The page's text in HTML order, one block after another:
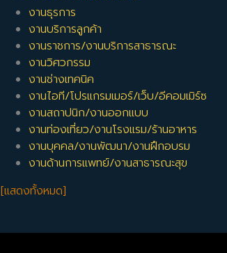
งานธุรการ
งานบริการลูกค้า
งานราชการ/งานบริการสาธารณะ
งานวิศวกรรม
งานช่างเทคนิค
งานไอที/โปรแกรมเมอร์/เว็บ/อีคอมเมิร์ซ
งานสถาปนิก/งานออกแบบ
งานท่องเที่ยว/งานโรงแรม/ร้านอาหาร
งานบุคคล/งานพัฒนา/งานฝึกอบรม
งานด้านการแพทย์/งานสาธารณะสุข
[แสดงทั้งหมด]